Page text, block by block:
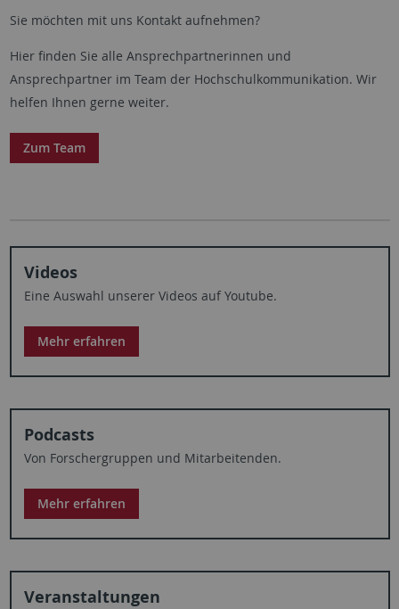
Sie möchten mit uns Kontakt aufnehmen?
Hier finden Sie alle Ansprechpartnerinnen und
Ansprechpartner im Team der Hochschulkommunikation. Wir
helfen Ihnen gerne weiter.
Zum Team
Videos
Eine Auswahl unserer Videos auf Youtube.
Mehr erfahren
Podcasts
Von Forschergruppen und Mitarbeitenden.
Mehr erfahren
Veranstaltungen